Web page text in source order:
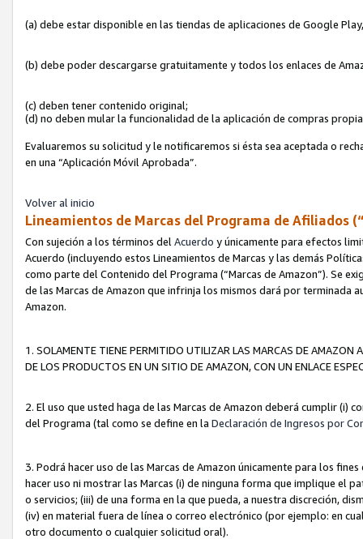
(a) debe estar disponible en las tiendas de aplicaciones de Google
(b) debe poder descargarse gratuitamente y todos los enlaces de
(c) deben tener contenido original;
(d) no deben mular la funcionalidad de la aplicación de compras
Evaluaremos su solicitud y le notificaremos si ésta sea aceptada o
en una “Aplicación Móvil Aprobada”.
Volver al inicio
Lineamientos de Marcas del Programa de Afiliados
Con sujeción a los términos del Acuerdo y únicamente para efectos
Acuerdo (incluyendo estos Lineamientos de Marcas y las demás
como parte del Contenido del Programa (“Marcas de Amazon”). Se
de las Marcas de Amazon que infrinja los mismos dará por terminada
Amazon.
1. SOLAMENTE TIENE PERMITIDO UTILIZAR LAS MARCAS DE
DE LOS PRODUCTOS EN UN SITIO DE AMAZON, CON UN ENLACE
2. El uso que usted haga de las Marcas de Amazon deberá cumplir (i)
del Programa (tal como se define en la Declaración de Ingresos por
3. Podrá hacer uso de las Marcas de Amazon únicamente para los
hacer uso ni mostrar las Marcas (i) de ninguna forma que implique el
o servicios; (iii) de una forma en la que pueda, a nuestra discreción,
(iv) en material fuera de línea o correo electrónico (por ejemplo: en
otro documento o cualquier solicitud oral).